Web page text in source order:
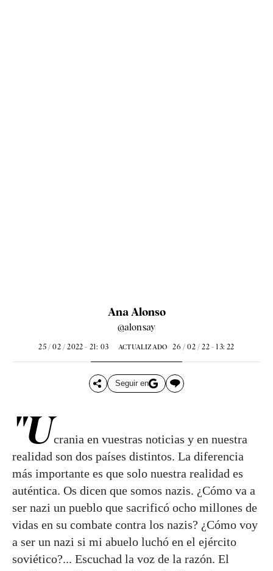
Ana Alonso
@alonsay
25 / 02 / 2022 - 21: 03 ACTUALIZADO 26 / 02 / 22 - 13: 22
Seguir en
"Ucrania en vuestras noticias y en nuestra
realidad son dos países distintos. La diferencia
más importante es que solo nuestra realidad es
auténtica. Os dicen que somos nazis. ¿Cómo va a
ser nazi un pueblo que sacrificó ocho millones de
vidas en su combate contra los nazis? ¿Cómo voy
a ser un nazi si mi abuelo luchó en el ejército
soviético?... Escuchad la voz de la razón. El